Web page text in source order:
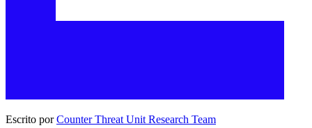
Escrito por Counter Threat Unit Research Team